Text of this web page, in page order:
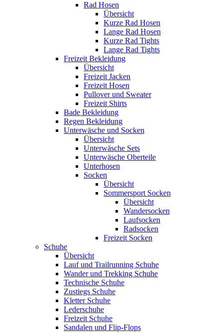
Rad Hosen
Übersicht
Kurze Rad Hosen
Lange Rad Hosen
Kurze Rad Tights
Lange Rad Tights
Freizeit Bekleidung
Übersicht
Freizeit Jacken
Freizeit Hosen
Pullover und Sweater
Freizeit Shirts
Bade Bekleidung
Regen Bekleidung
Unterwäsche und Socken
Übersicht
Unterwäsche Sets
Unterwäsche Oberteile
Unterhosen
Socken
Übersicht
Sommersport Socken
Übersicht
Wandersocken
Laufsocken
Radsocken
Freizeit Socken
Schuhe
Übersicht
Lauf und Trailrunning Schuhe
Wander und Trekking Schuhe
Technische Schuhe
Zustiegs Schuhe
Kletter Schuhe
Lederschuhe
Freizeit Schuhe
Sandalen und Flip-Flops